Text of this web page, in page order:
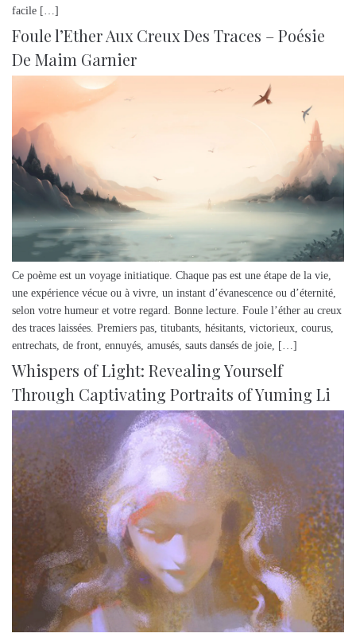
facile […]
Foule l’Ether Aux Creux Des Traces – Poésie
De Maim Garnier
Ce poème est un voyage initiatique. Chaque pas est une étape de la vie,
une expérience vécue ou à vivre, un instant d’évanescence ou d’éternité,
selon votre humeur et votre regard. Bonne lecture. Foule l’éther au creux
des traces laissées. Premiers pas, titubants, hésitants, victorieux, courus,
entrechats, de front, ennuyés, amusés, sauts dansés de joie, […]
Whispers of Light: Revealing Yourself
Through Captivating Portraits of Yuming Li